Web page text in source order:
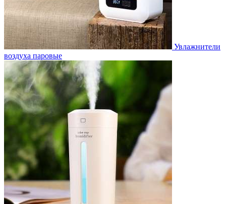
Увлажнители
воздуха паровые